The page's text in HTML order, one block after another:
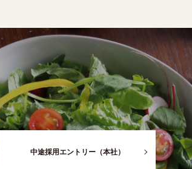
中途採用エントリー（本社）